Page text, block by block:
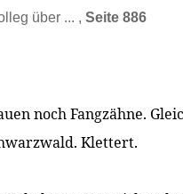
über ... , Seite 886
noch Fangzähne.
Klettert.